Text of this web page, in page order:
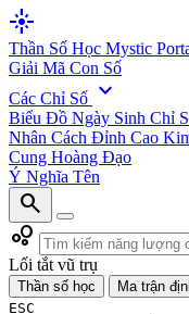
flare
Thần Số Học Mystic
Giải Mã Con Số
Các Chỉ Số expand_more
Biểu Đồ Ngày Sinh Chỉ
Nhân Cách Đỉnh Cao
Cung Hoàng Đạo
Ý Nghĩa Tên
search
bubble_chart
Lối tắt vũ trụ
Thần số học Ma trận
ESC